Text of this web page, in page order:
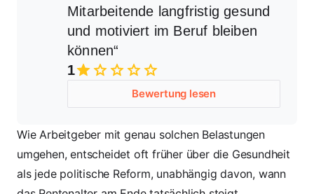
Mitarbeitende langfristig gesund
und motiviert im Beruf bleiben
können“
1
Bewertung lesen
Wie Arbeitgeber mit genau solchen Belastungen
umgehen, entscheidet oft früher über die Gesundheit
als jede politische Reform, unabhängig davon, wann